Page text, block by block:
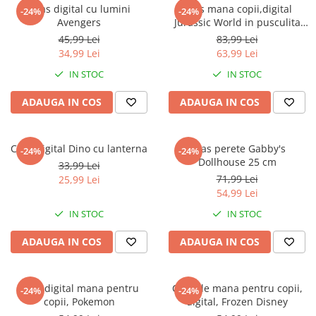
Captain america
Bakugan
Liga Dreptatii
Buzz Lightyear
My Little Pony
Planes
EplusM
Tom & Jerry
Transformers
Incaltaminte baieti
Ghete si cizme baieti
Pantofi baieti
Papuci si slapi baieti
Sandale baieti
Marvel
Monsters Inc.
La casa de papel
Nasa
Kids Euroswan
Rainbow High
Garfield
Nightmare before Christmas
EplusM
Perletti
Arditex
-24%
Ceas digital cu lumini
Avengers
45,99 Lei
34,99 Lei
IN STOC
ADAUGA IN COS
-24%
Ceas mana copii,digital
Jurassic World in pusculita
metal
83,99 Lei
63,99 Lei
IN STOC
ADAUGA IN COS
-24%
Ceas digital Dino cu lanterna
33,99 Lei
25,99 Lei
IN STOC
ADAUGA IN COS
-24%Ceas perete Gabby's
Dollhouse 25 cm
71,99 Lei
54,99 Lei
IN STOC
ADAUGA IN COS
-24%
Ceas digital mana pentru
copii, Pokemon
-24%
Ceas de mana pentru copii,
digital, Frozen Disney